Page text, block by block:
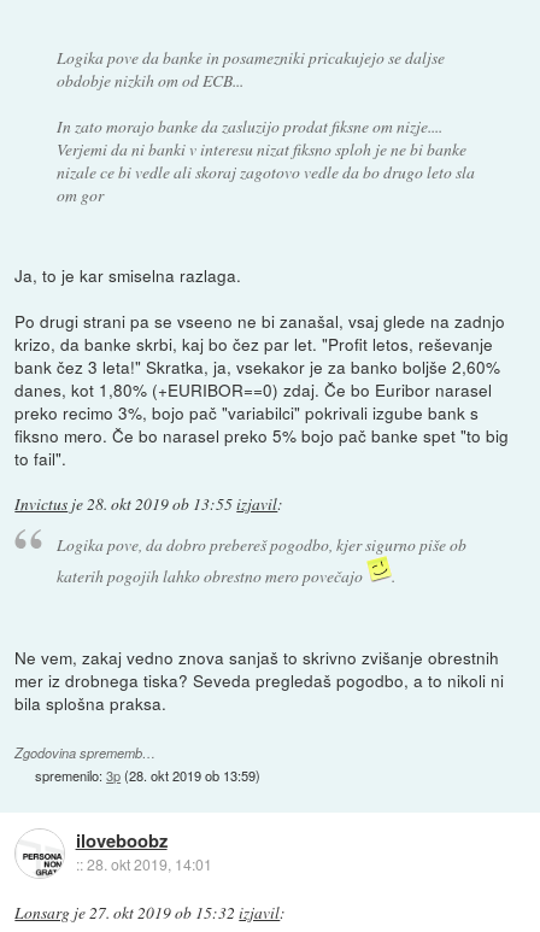
Logika pove da banke in posamezniki pricakujejo se daljse
obdobje nizkih om od ECB...
In zato morajo banke da zasluzijo prodat fiksne om nizje....
Verjemi da ni banki v interesu nizat fiksno sploh je ne bi banke
nizale ce bi vedle ali skoraj zagotovo vedle da bo drugo leto sla
om gor
Ja, to je kar smiselna razlaga.
Po drugi strani pa se vseeno ne bi zanašal, vsaj glede na zadnjo
krizo, da banke skrbi, kaj bo čez par let. "Profit letos, reševanje
bank čez 3 leta!" Skratka, ja, vsekakor je za banko boljše 2,60%
danes, kot 1,80% (+EURIBOR==0) zdaj. Če bo Euribor narasel
preko recimo 3%, bojo pač "variabilci" pokrivali izgube bank s
fiksno mero. Če bo narasel preko 5% bojo pač banke spet "to big
to fail".
Invictus je28. okt 2019 ob 13:55izjavil:
Logika pove, da dobro prebereš pogodbo, kjer sigurno piše ob
katerih pogojih lahko obrestno mero povečajo
.
Ne vem, zakaj vedno znova sanjaš to skrivno zvišanje obrestnih
mer iz drobnega tiska? Seveda pregledaš pogodbo, a to nikoli ni
bila splošna praksa.
Zgodovina sprememb…
spremenilo:3p(28. okt 2019 ob 13:59)
iloveboobz
::28. okt 2019, 14:01
Lonsarg je27. okt 2019 ob 15:32 izjavil: